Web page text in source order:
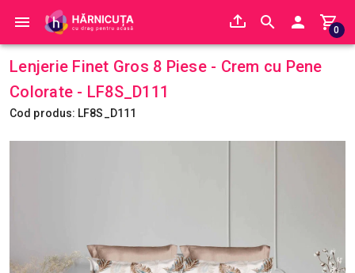
0
Lenjerie Finet Gros 8 Piese - Crem cu Pene
Colorate - LF8S_D111
Cod produs: LF8S_D111